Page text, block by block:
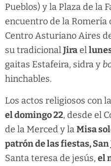
Pueblos) y la Plaza de la
encuentro de la Romería
Centro Asturiano Aires
su tradicionalJira el
gaitas Estafeira, sidra y
hinchables.
Los actos religiosos con la
el domingo 22, desde el
de la Merced y laMisa
patrón de las fiestas, San
Santa teresa de jesús, el